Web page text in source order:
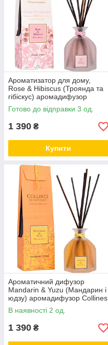
Ароматизатор для дому,
Rose & Hibiscus (Троянда та
гібіскус) аромадифузор
Collines de Provence, 100 мл
Готово до відправки 3 од.
1 390 ₴
Купити
Ароматичний дифузор
Mandarin & Yuzu (Мандарин і
юдзу) аромадифузор Collines
de Provence, 100 мл
В наявності 2 од.
1 390 ₴